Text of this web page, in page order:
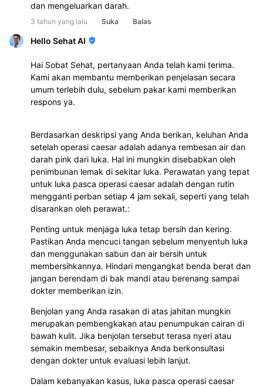
dan mengeluarkan darah.
3 tahun yang lalu Suka Balas
Hello Sehat AI
Hai Sobat Sehat, pertanyaan Anda telah kami terima.
Kami akan membantu memberikan penjelasan secara
umum terlebih dulu, sebelum pakar kami memberikan
respons ya.
Berdasarkan deskripsi yang Anda berikan, keluhan Anda
setelah operasi caesar adalah adanya rembesan air dan
darah pink dari luka. Hal ini mungkin disebabkan oleh
penimbunan lemak di sekitar luka. Perawatan yang tepat
untuk luka pasca operasi caesar adalah dengan rutin
mengganti perban setiap 4 jam sekali, seperti yang telah
disarankan oleh perawat.:
Penting untuk menjaga luka tetap bersih dan kering.
Pastikan Anda mencuci tangan sebelum menyentuh luka
dan menggunakan sabun dan air bersih untuk
membersihkannya. Hindari mengangkat benda berat dan
jangan berendam di bak mandi atau berenang sampai
dokter memberikan izin.
Benjolan yang Anda rasakan di atas jahitan mungkin
merupakan pembengkakan atau penumpukan cairan di
bawah kulit. Jika benjolan tersebut terasa nyeri atau
semakin membesar, sebaiknya Anda berkonsultasi
dengan dokter untuk evaluasi lebih lanjut.
Dalam kebanyakan kasus, luka pasca operasi caesar